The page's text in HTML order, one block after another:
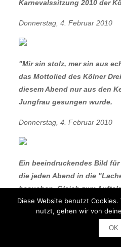
Karnevalssitzung 2010 der
Donnerstag, 4. Februar 2010
"Mir sin stolz, mer sin aus
das Mottolied des Kölner
diesem Abend nur aus den
Jungfrau gesungen wurde.
Donnerstag, 4. Februar 2010
Ein beeindruckendes Bild für
die jeden Abend in die
besuchen. Gleich zum
Bühne mit mehr als 200
Karnevalsgesellschaften.
Diese Website benutzt
nutzt, gehen wir von
OK